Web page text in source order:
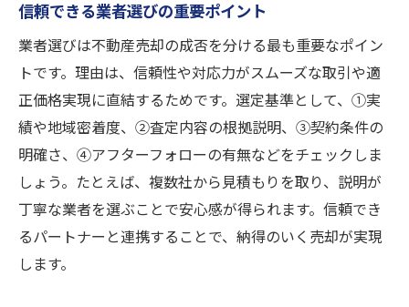
信頼できる業者選びの重要ポイント
業者選びは不動産売却の成否を分ける最も重要なポイン
トです。理由は、信頼性や対応力がスムーズな取引や適
正価格実現に直結するためです。選定基準として、①実
績や地域密着度、②査定内容の根拠説明、③契約条件の
明確さ、④アフターフォローの有無などをチェックしま
しょう。たとえば、複数社から見積もりを取り、説明が
丁寧な業者を選ぶことで安心感が得られます。信頼でき
るパートナーと連携することで、納得のいく売却が実現
します。